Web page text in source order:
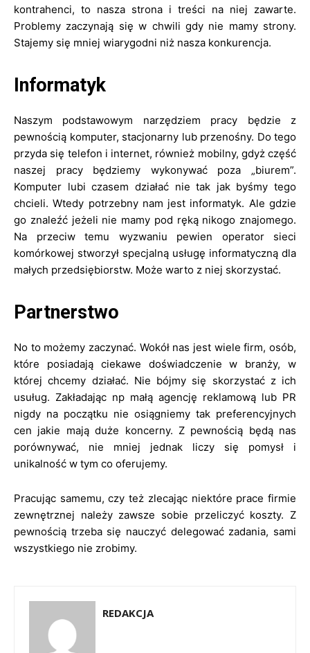
kontrahenci, to nasza strona i treści na niej zawarte.
Problemy zaczynają się w chwili gdy nie mamy strony.
Stajemy się mniej wiarygodni niż nasza konkurencja.
Informatyk
Naszym podstawowym narzędziem pracy będzie z
pewnością komputer, stacjonarny lub przenośny. Do tego
przyda się telefon i internet, również mobilny, gdyż część
naszej pracy będziemy wykonywać poza „biurem”.
Komputer lubi czasem działać nie tak jak byśmy tego
chcieli. Wtedy potrzebny nam jest informatyk. Ale gdzie
go znaleźć jeżeli nie mamy pod ręką nikogo znajomego.
Na przeciw temu wyzwaniu pewien operator sieci
komórkowej stworzył specjalną usługę informatyczną dla
małych przedsiębiorstw. Może warto z niej skorzystać.
Partnerstwo
No to możemy zaczynać. Wokół nas jest wiele firm, osób,
które posiadają ciekawe doświadczenie w branży, w
której chcemy działać. Nie bójmy się skorzystać z ich
usuług. Zakładając np małą agencję reklamową lub PR
nigdy na początku nie osiągniemy tak preferencyjnych
cen jakie mają duże koncerny. Z pewnością będą nas
porównywać, nie mniej jednak liczy się pomysł i
unikalność w tym co oferujemy.
Pracując samemu, czy też zlecając niektóre prace firmie
zewnętrznej należy zawsze sobie przeliczyć koszty. Z
pewnością trzeba się nauczyć delegować zadania, sami
wszystkiego nie zrobimy.
REDAKCJA